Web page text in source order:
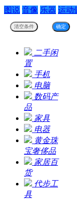
图说 音像 乐器 运动
二手闲
置
手机
电脑
数码产
品
家具
电器
黄金珠
宝奢侈品
家居百
货
代步工
具